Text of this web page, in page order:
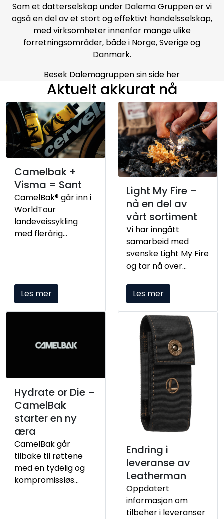
Som et datterselskap under Dalema Gruppen er vi
også en del av et stort og effektivt handelsselskap,
med virksomheter innenfor mange ulike
forretningsområder, både i Norge, Sverige og
Danmark.
Besøk Dalemagruppen sin side her
Camelbak +
Visma = Sant
CamelBak® går inn i
WorldTour
landeveissykling
med flerårig
fokuserer på
prestasjonsoptimal
hydrering,
produktutvikling
Les mer
Light My Fire –
nå en del av
vårt sortiment
Vi har inngått
samarbeid med
svenske Light My Fire
og tar nå over
Norge. Brandet er
kjent for funksjonelle
og
gjennomarbeidede
produkter for mat
og bruk utendørs,
med en tydelig
posisjon i
skjæringspunktet
mellom friluftsliv og
hverdagsbruk.
Les mer
Hydrate or Die –
CamelBak
starter en ny
æra
CamelBak går
tilbake til røttene
med en tydelig og
kompromissløs
Endring i
leveranse av
Leatherman
Oppdatert
informasjon om
tilbehør i leveranser
Aktuelt akkurat nå